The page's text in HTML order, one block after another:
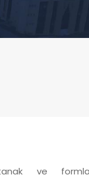
tutanak ve